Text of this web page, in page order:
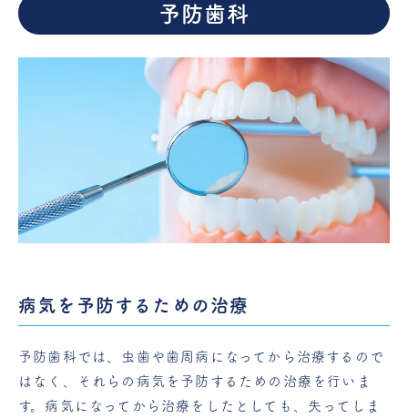
予防歯科
病気を予防するための治療
予防歯科では、虫歯や歯周病になってから治療するので
はなく、それらの病気を予防するための治療を行いま
す。病気になってから治療をしたとしても、失ってしま